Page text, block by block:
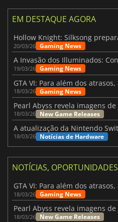
EM DESTAQUE AGORA
20/03/26 Gaming News
19/03/26 Gaming News
18/03/26 Gaming News
18/03/26 New Game Releases
18/03/26 Notícias de Hardware
NOTÍCIAS, OPORTUNIDADES
18/03/26 Gaming News
18/03/26 New Game Releases